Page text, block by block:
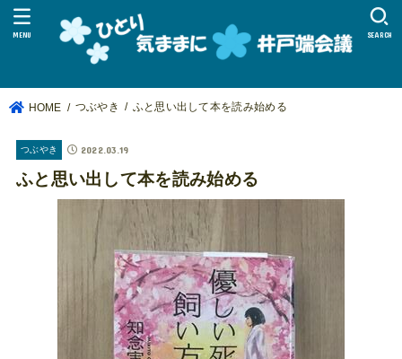
SEARCH
MENU
HOME つぶやき ふと思い出して本を読み始める
つぶやき 2022.03.19
ふと思い出して本を読み始める